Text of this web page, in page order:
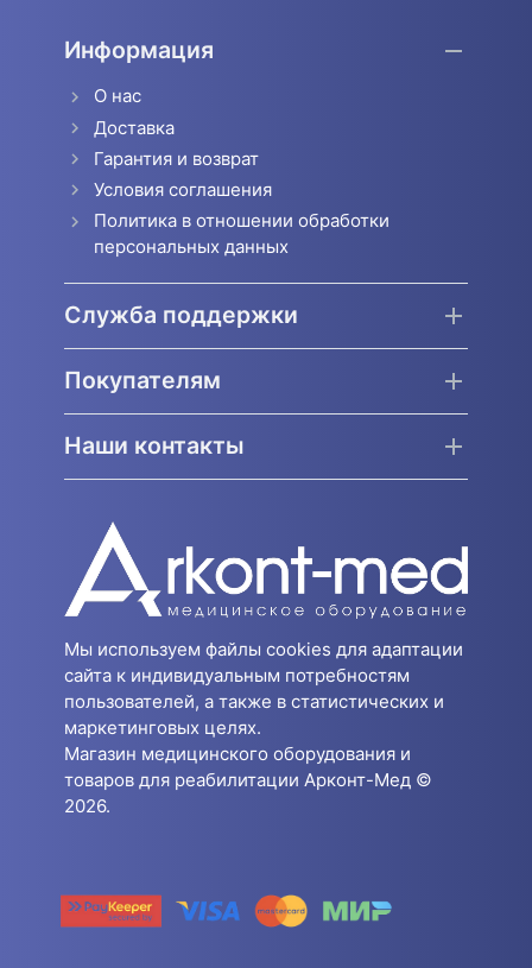
Информация
О нас
Доставка
Гарантия и возврат
Условия соглашения
Политика в отношении обработки
персональных данных
Служба поддержки
Покупателям
Наши контакты
Мы используем файлы cookies для адаптации
сайта к индивидуальным потребностям
пользователей, а также в статистических и
маркетинговых целях.
Магазин медицинского оборудования и
товаров для реабилитации Арконт-Мед ©
2026.